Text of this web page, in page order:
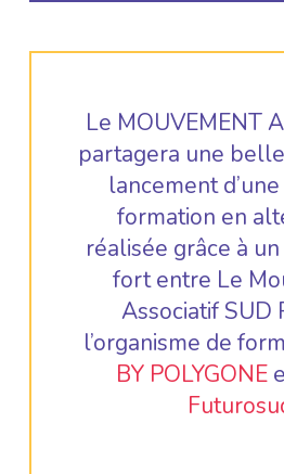
Le MOUVEMENT
partagera une
lancement
formation en
réalisée grâce à
fort entre Le
Associatif SUD
l’organisme de
BY POLYGONE